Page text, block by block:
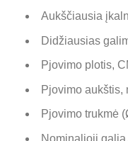
Aukščiausia
Didžiausias
Pjovimo plotis,
Pjovimo aukštis,
Pjovimo trukmė
Nominalioji